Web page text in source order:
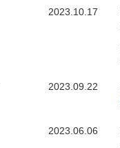
2023.10.17
2023.09.22
2023.06.06